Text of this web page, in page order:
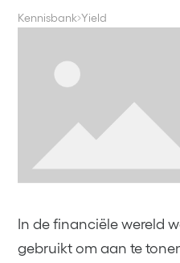
Kennisbank Yield
In de financiële wereld
gebruikt om aan te